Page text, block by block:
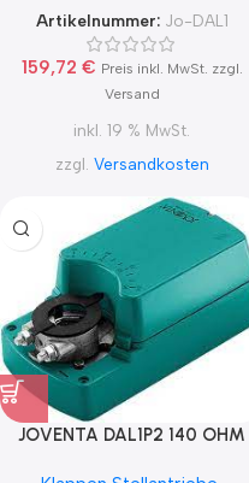
Artikelnummer: Jo-DAL1
159,72 € Preis inkl. MwSt. zzgl.
Versand
inkl. 19 % MwSt.
zzgl. Versandkosten
JOVENTA DAL1P2 140 OHM